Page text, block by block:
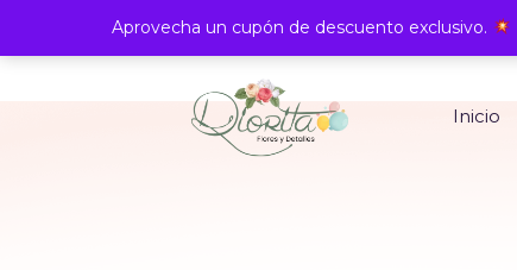
Inicio
Aprovecha un cupón de descuento exclusivo.